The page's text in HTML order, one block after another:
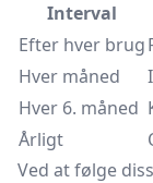
Interval
Efter hver brug
Hver måned
Hver 6. måned
Årligt
Ved at følge